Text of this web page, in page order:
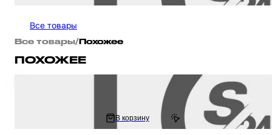
Все товары
Все товары/Похожее
ПОХОЖЕЕ
Блок кнопок руля в сборе на мотоцикл и мопед Zongshen ZS125J пара
В корзину